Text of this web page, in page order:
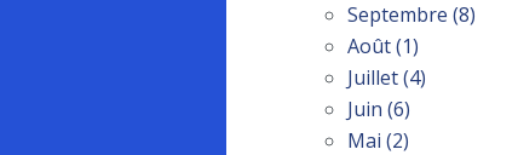
Septembre (8)
Août(1)
Juillet(4)
Juin (6)
Mai (2)